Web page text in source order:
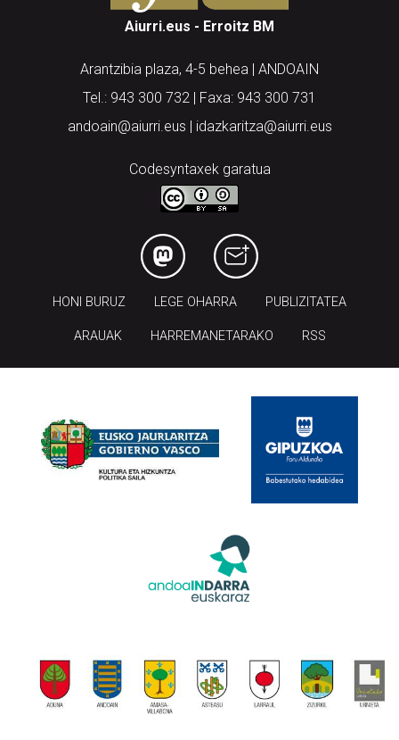
Aiurri.eus - Erroitz BM
Arantzibia plaza, 4-5 behea | ANDOAIN
Tel.: 943 300 732 | Faxa: 943 300 731
andoain@aiurri.eus | idazkaritza@aiurri.eus
Codesyntaxek garatua
HONI BURUZ LEGE OHARRA PUBLIZITATEA
ARAUAK HARREMANETARAKO RSS